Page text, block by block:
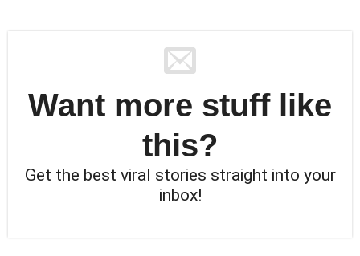
Want more stuff like
this?
Get the best viral stories straight into your
inbox!